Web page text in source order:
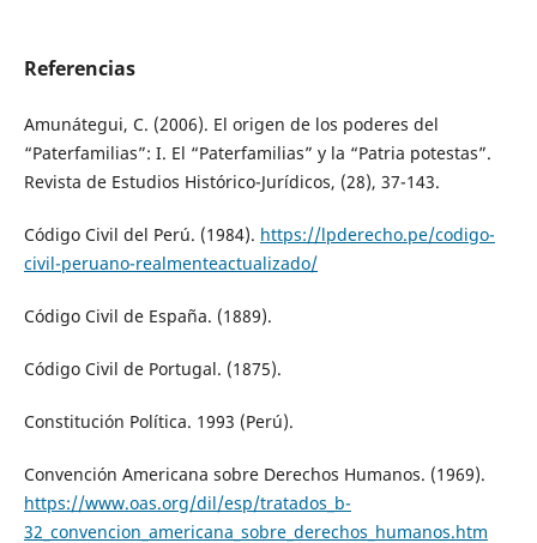
Referencias
Amunátegui, C. (2006). El origen de los poderes del
“Paterfamilias”: I. El “Paterfamilias” y la “Patria potestas”.
Revista de Estudios Histórico-Jurídicos, (28), 37-143.
Código Civil del Perú. (1984). https://lpderecho.pe/codigo-
civil-peruano-realmenteactualizado/
Código Civil de España. (1889).
Código Civil de Portugal. (1875).
Constitución Política. 1993 (Perú).
Convención Americana sobre Derechos Humanos. (1969).
https://www.oas.org/dil/esp/tratados_b-
32_convencion_americana_sobre_derechos_humanos.htm